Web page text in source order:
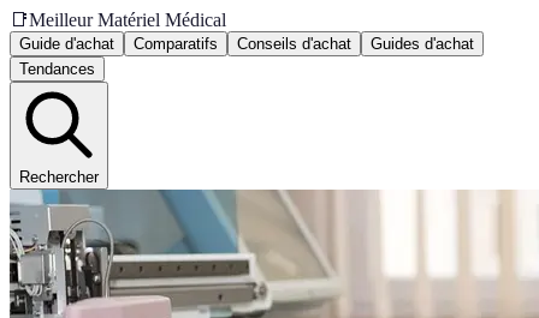
📑Meilleur Matériel Médical
Guide d'achat Comparatifs Conseils d'achat
Guides d'achat
Tendances
Rechercher